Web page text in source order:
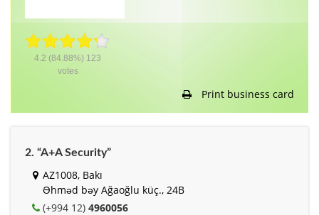
4.2 (84.88%) 123
votes
Print business card
2. “A+A Security”
AZ1008, Bakı
Əhməd bəy Ağaoğlu küç., 24B
(+994 12) 4960056